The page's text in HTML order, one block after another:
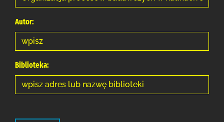
Autor:
Biblioteka: